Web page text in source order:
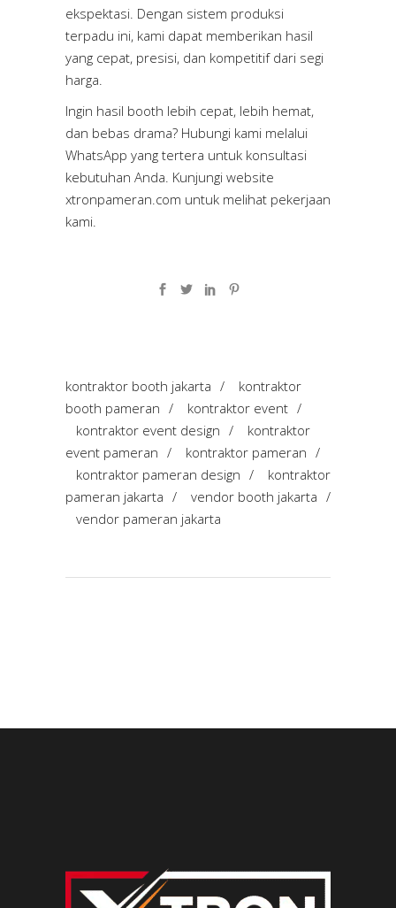
ekspektasi. Dengan sistem produksi
terpadu ini, kami dapat memberikan hasil
yang cepat, presisi, dan kompetitif dari segi
harga.
Ingin hasil booth lebih cepat, lebih hemat,
dan bebas drama? Hubungi kami melalui
WhatsApp yang tertera untuk konsultasi
kebutuhan Anda. Kunjungi website
xtronpameran.com untuk melihat pekerjaan
kami.
kontraktor booth jakarta /
kontraktor
booth pameran / kontraktor event /
kontraktor event design /
kontraktor
event pameran / kontraktor pameran /
kontraktor pameran design /
kontraktor
pameran jakarta / vendor booth jakarta /
vendor pameran jakarta